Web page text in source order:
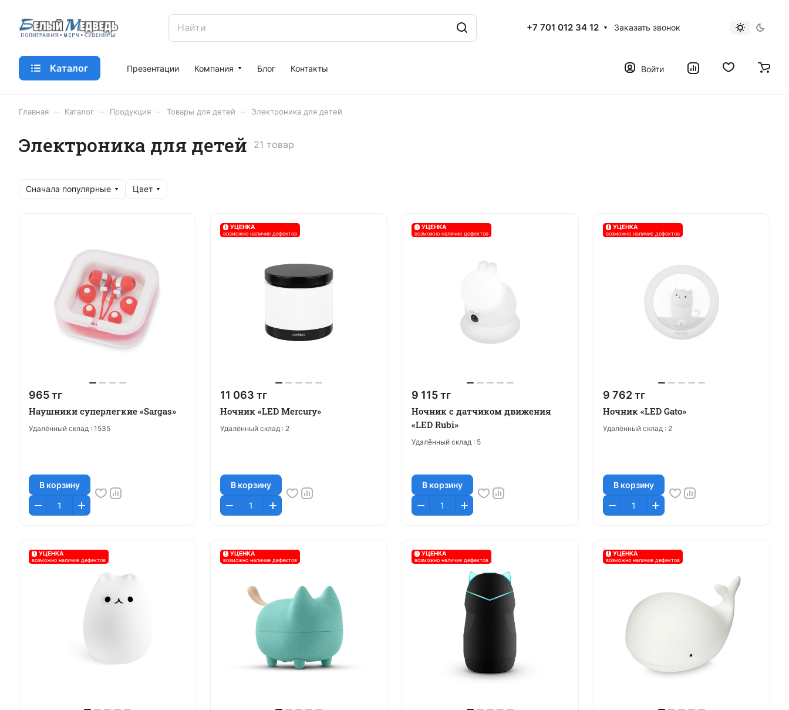
+7 701 012 34 12 Заказать звонок
Каталог Презентации Компания Блог Контакты Войти
Главная Каталог Продукция Товары для детей Электроника для детей
Электроника для детей 21 товар
Сначала популярные Цвет
965 тг
Наушники суперлегкие «Sargas»
Удалённый склад : 1535
В корзину
! УЦЕНКА
возможно наличие дефектов
11 063 тг
Ночник «LED Mercury»
Удалённый склад : 2
В корзину
! УЦЕНКА
возможно наличие дефектов
9 115 тг
Ночник c датчиком движения
«LED Rubi»
Удалённый склад : 5
В корзину
! УЦЕНКА
возможно наличие дефектов
9 762 тг
Ночник «LED Gato»
Удалённый склад : 2
В корзину
! УЦЕНКА
возможно наличие дефектов
! УЦЕНКА
возможно наличие дефектов
! УЦЕНКА
возможно наличие дефектов
! УЦЕНКА
возможно наличие дефектов